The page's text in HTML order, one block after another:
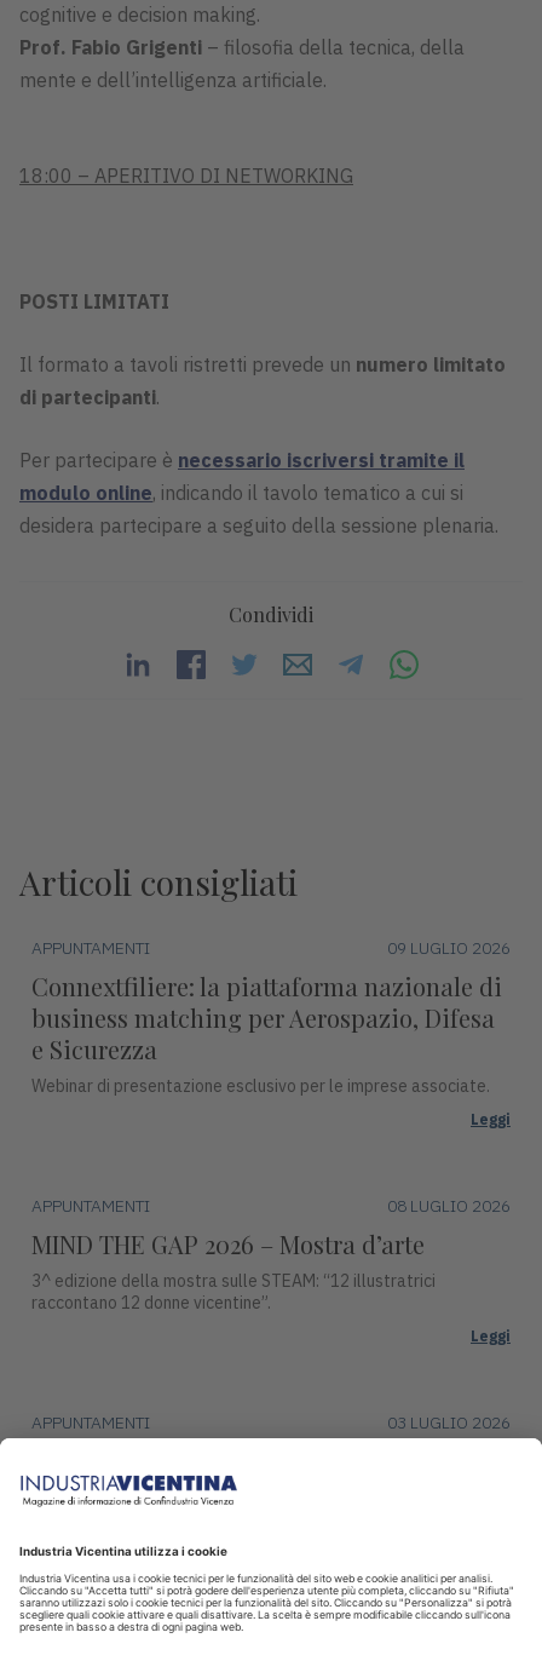
cognitive e decision making.
Prof. Fabio Grigenti – filosofia della tecnica, della
mente e dell’intelligenza artificiale.
18:00 – APERITIVO DI NETWORKING
POSTI LIMITATI
Il formato a tavoli ristretti prevede un numero limitato
di partecipanti.
Per partecipare è necessario iscriversi tramite il
modulo online, indicando il tavolo tematico a cui si
desidera partecipare a seguito della sessione plenaria.
Condividi
Articoli consigliati
APPUNTAMENTI 09 LUGLIO 2026
Connextfiliere: la piattaforma nazionale di
business matching per Aerospazio, Difesa
e Sicurezza
Webinar di presentazione esclusivo per le imprese associate.
Leggi
APPUNTAMENTI 08 LUGLIO 2026
MIND THE GAP 2026 – Mostra d’arte
3^ edizione della mostra sulle STEAM: “12 illustratrici
raccontano 12 donne vicentine”.
Leggi
APPUNTAMENTI 03 LUGLIO 2026
Mercoledì 15 luglio, alle ore 17:30, Piazza Duomo ad Asiago
Premio Campiello.
Leggi